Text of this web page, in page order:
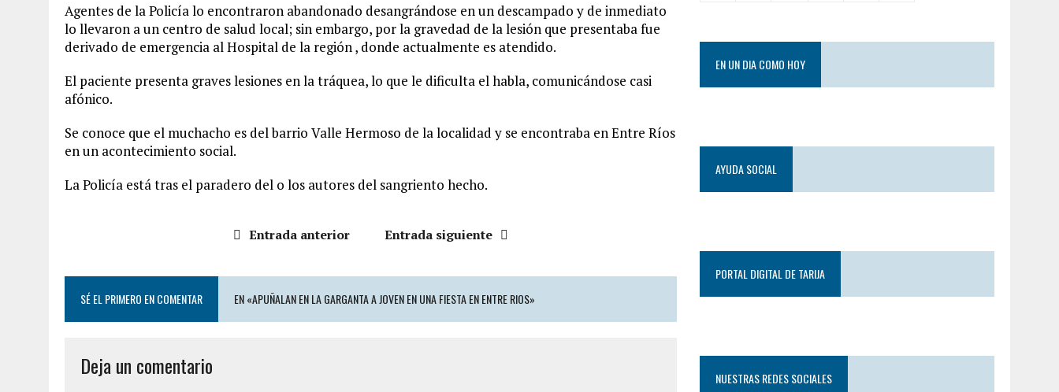
Agentes de la Policía lo encontraron abandonado desangrándose en un descampado y de inmediato
lo llevaron a un centro de salud local; sin embargo, por la gravedad de la lesión que presentaba fue
derivado de emergencia al Hospital de la región , donde actualmente es atendido.
El paciente presenta graves lesiones en la tráquea, lo que le dificulta el habla, comunicándose casi
afónico.
Se conoce que el muchacho es del barrio Valle Hermoso de la localidad y se encontraba en Entre Ríos
en un acontecimiento social.
La Policía está tras el paradero del o los autores del sangriento hecho.
Entrada anterior Entrada siguiente
SÉ EL PRIMERO EN COMENTAR EN «APUÑALAN EN LA GARGANTA A JOVEN EN UNA FIESTA EN ENTRE RIOS»
Deja un comentario
EN UN DIA COMO HOY
AYUDA SOCIAL
PORTAL DIGITAL DE TARIJA
NUESTRAS REDES SOCIALES